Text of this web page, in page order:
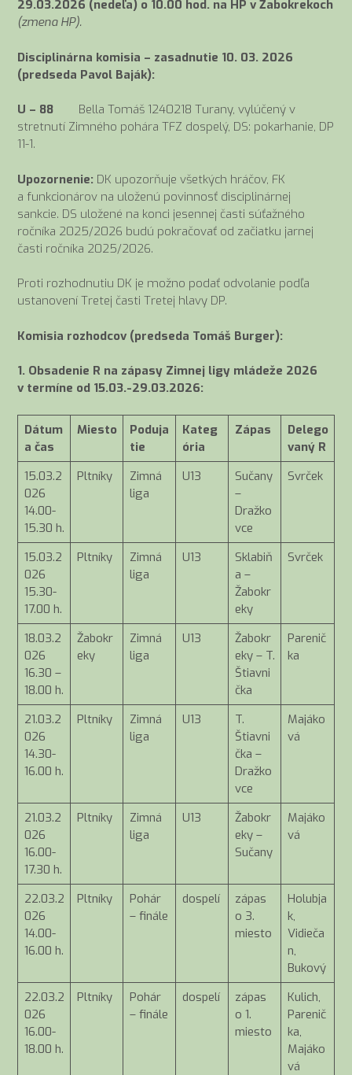
29.03.2026 (nedeľa) o 10.00 hod. na HP v Žabokrekoch
(zmena HP).
Disciplinárna komisia – zasadnutie 10. 03. 2026
(predseda Pavol Baják):
U – 88
Bella Tomáš 1240218 Turany, vylúčený v
stretnutí Zimného pohára TFZ dospelý, DS: pokarhanie, DP
11-1.
Upozornenie: DK upozorňuje všetkých hráčov, FK
a funkcionárov na uloženú povinnosť disciplinárnej
sankcie. DS uložené na konci jesennej časti súťažného
ročníka 2025/2026 budú pokračovať od začiatku jarnej
časti ročníka 2025/2026.
Proti rozhodnutiu DK je možno podať odvolanie podľa
ustanovení Tretej časti Tretej hlavy DP.
Komisia rozhodcov (predseda Tomáš Burger):
1. Obsadenie R na zápasy Zimnej ligy mládeže 2026
v termíne od 15.03.-29.03.2026:
Dátum
a čas
Miesto
Poduja
tie
Kateg
ória
Zápas
Delego
vaný R
15.03.2
026
14.00-
15.30 h.
Pltníky
Zimná
liga
U13
Sučany
–
Dražko
vce
Svrček
15.03.2
026
15.30-
17.00 h.
Pltníky
Zimná
liga
U13
Sklabiň
a –
Žabokr
eky
Svrček
18.03.2
026
16.30 –
18.00 h.
Žabokr
eky
Zimná
liga
U13
Žabokr
eky – T.
Štiavni
čka
Parenič
ka
21.03.2
026
14.30-
16.00 h.
Pltníky
Zimná
liga
U13
T.
Štiavni
čka –
Dražko
vce
Majáko
vá
21.03.2
026
16.00-
17.30 h.
Pltníky
Zimná
liga
U13
Žabokr
eky –
Sučany
Majáko
vá
22.03.2
026
14.00-
16.00 h.
Pltníky
Pohár
– finále
dospelí
zápas
o 3.
miesto
Holubja
k,
Vidieča
n,
Bukový
22.03.2
026
16.00-
18.00 h.
Pltníky
Pohár
– finále
dospelí
zápas
o 1.
miesto
Kulich,
Parenič
ka,
Majáko
vá